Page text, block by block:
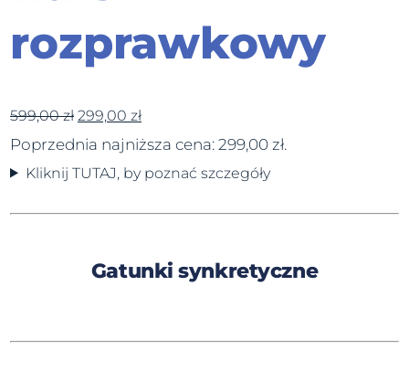
rozprawkowy
599,00zł 299,00 zł
Poprzednia najniższa cena: 299,00 zł.
Kliknij TUTAJ, by poznać szczegóły
Gatunki synkretyczne